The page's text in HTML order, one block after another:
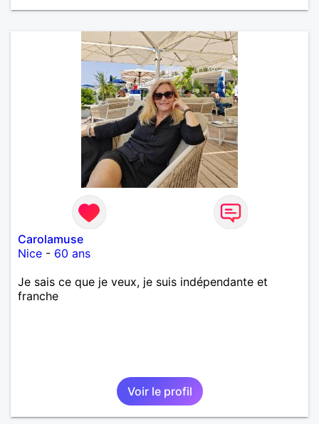
Carolamuse
Nice - 60 ans
Je sais ce que je veux, je suis indépendante et
franche
Voir le profil